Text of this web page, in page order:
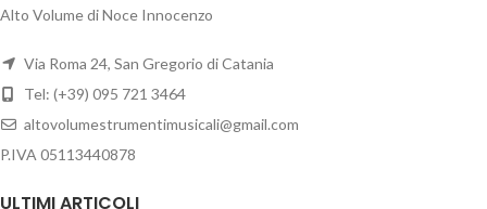
Alto Volume di Noce Innocenzo
Via Roma 24, San Gregorio di Catania
Tel: (+39) 095 721 3464
altovolumestrumentimusicali@gmail.com
P.IVA 05113440878
ULTIMI ARTICOLI